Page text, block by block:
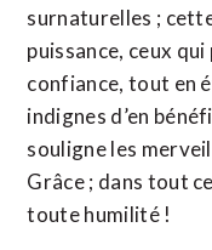
surnaturelles ;
puissance, ceux
confiance, tout en
indignes d’en
souligne les
Grâce ; dans tout
toute humilité !